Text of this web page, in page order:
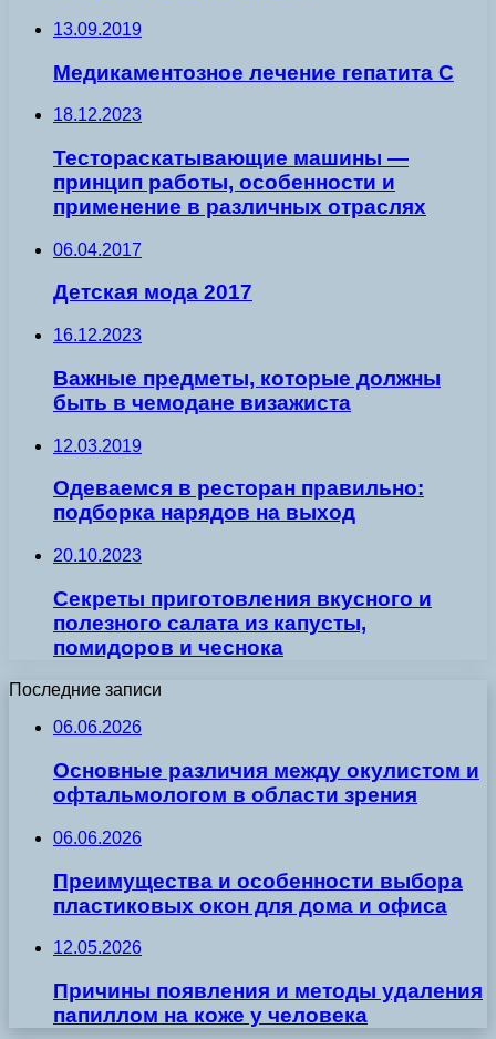
13.09.2019
Медикаментозное лечение гепатита С
18.12.2023
Тестораскатывающие машины —
принцип работы, особенности и
применение в различных отраслях
06.04.2017
Детская мода 2017
16.12.2023
Важные предметы, которые должны
быть в чемодане визажиста
12.03.2019
Одеваемся в ресторан правильно:
подборка нарядов на выход
20.10.2023
Секреты приготовления вкусного и
полезного салата из капусты,
помидоров и чеснока
Последние записи
06.06.2026
Основные различия между окулистом и
офтальмологом в области зрения
06.06.2026
Преимущества и особенности выбора
пластиковых окон для дома и офиса
12.05.2026
Причины появления и методы удаления
папиллом на коже у человека